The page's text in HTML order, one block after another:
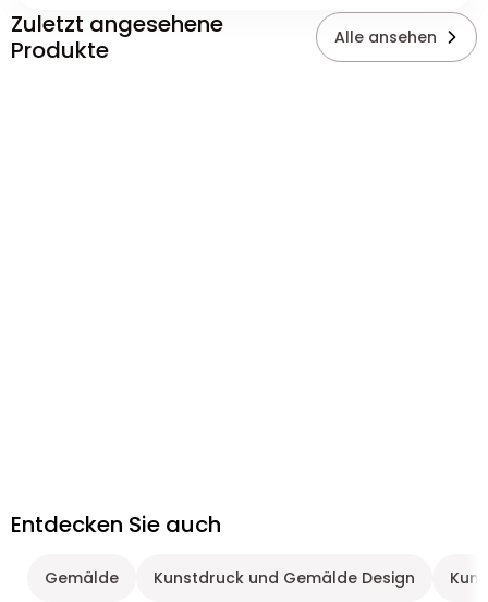
Zuletzt angesehene
Produkte
Alle ansehen
Entdecken Sie auch
Gemälde Kunstdruck und Gemälde Design